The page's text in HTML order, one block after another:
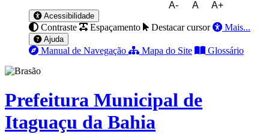
A- A A+
Acessibilidade
Contraste Espaçamento Destacar cursor Mais...
Ajuda
Manual de Navegação Mapa do Site Glossário
Prefeitura Municipal de
Itaguaçu da Bahia